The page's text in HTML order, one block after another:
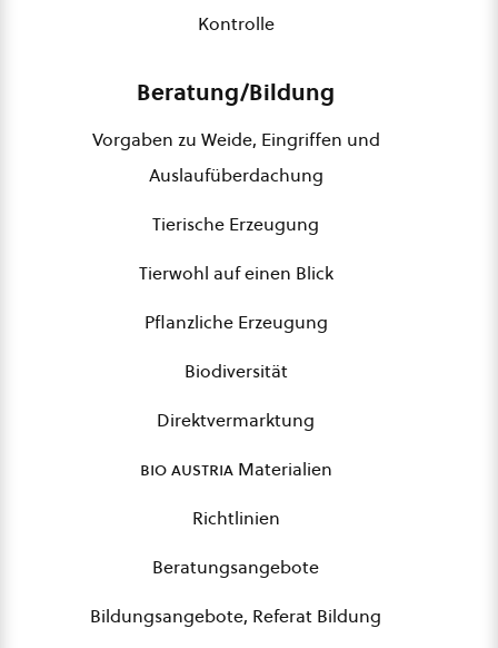
Kontrolle
Beratung/Bildung
Vorgaben zu Weide, Eingriffen und
Auslaufüberdachung
Tierische Erzeugung
Tierwohl auf einen Blick
Pflanzliche Erzeugung
Biodiversität
Direktvermarktung
bio austriaMaterialien
Richtlinien
Beratungsangebote
Bildungsangebote, Referat Bildung